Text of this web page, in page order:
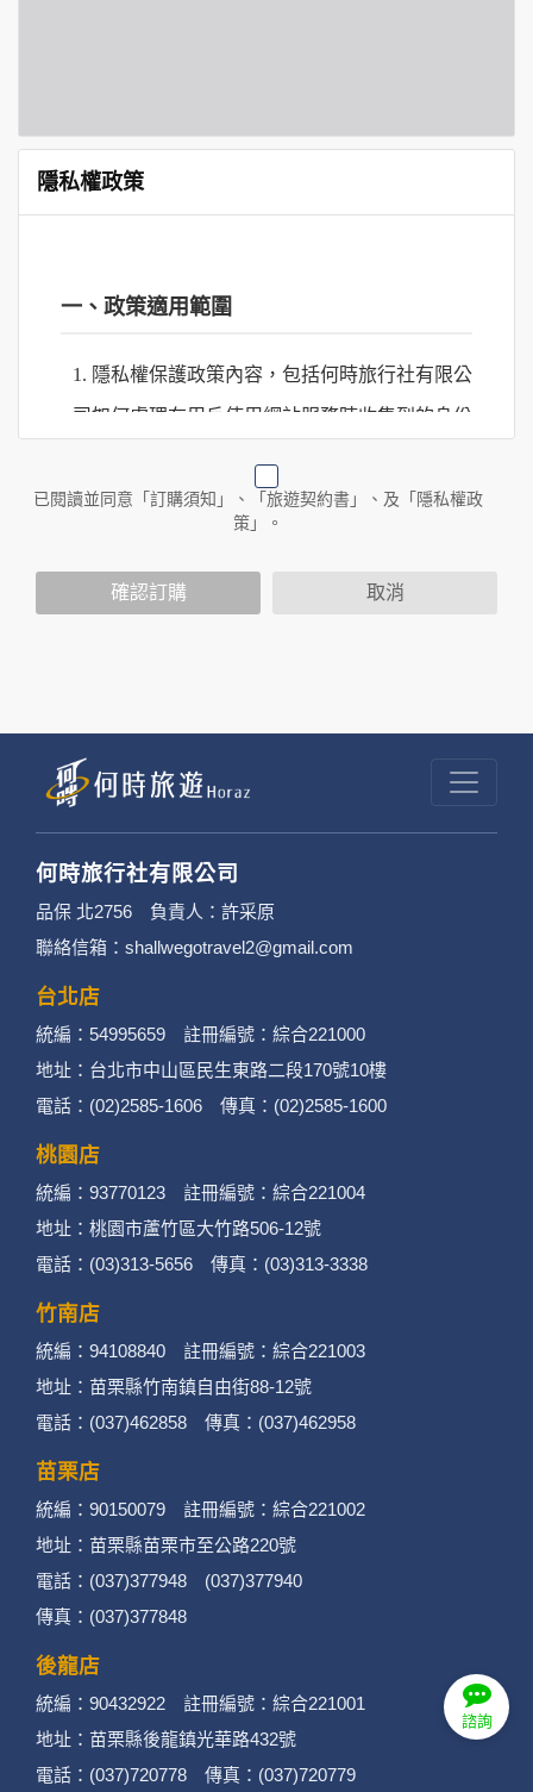
隱私權政策
一、政策適用範圍
1. 隱私權保護政策內容，包括何時旅行社有限公
司如何處理在用戶使用網站服務時收集到的身份
份識別資料。
以外的公司 or 網站群，與非何時旅行社有限公
提供的個人資訊，這些廣告廠商或連結網站有其
個別的隱私權保護政策，其資料處理措施不適用
3. 您個人在何時旅行社有限公司旗下網站上的聊
天室或討論區中任意公開個人資料的行為，在非
經加密的保護下，不適用於何時旅行社有限公司
隱私權保護政策。
二、個資蒐集處理利用
2. 蒐集目的：提供本公司相關服務、行銷、客戶
管理、會員管理及其他與第三人合作之行銷推廣
活動。
3. 個人資料類別：
辨識個人者(包含但不限於中英文姓名、地
號、社群．媒體帳號、網路平台申請之帳
號及其他任何可辨識資料本人者等)。
辨識財務者(包含但不限於金融機構帳戶之
信用卡有效期限、個人之其他號碼或帳戶
政府資料中之辨識者(包含但不限於身分證
已閱讀並同意「訂購須知」、「旅遊契約書」、及「隱私權政
策」。
確認訂購 取消
諮詢
何時旅行社有限公司
品保 北2756 負責人：許采原
聯絡信箱：shallwegotravel2@gmail.com
台北店
統編：54995659 註冊編號：綜合221000
地址：台北市中山區民生東路二段170號10樓
電話：(02)2585-1606 傳真：(02)2585-1600
桃園店
統編：93770123 註冊編號：綜合221004
地址：桃園市蘆竹區大竹路506-12號
電話：(03)313-5656 傳真：(03)313-3338
竹南店
統編：94108840 註冊編號：綜合221003
地址：苗栗縣竹南鎮自由街88-12號
電話：(037)462858 傳真：(037)462958
苗栗店
統編：90150079 註冊編號：綜合221002
地址：苗栗縣苗栗市至公路220號
電話：(037)377948 (037)377940
傳真：(037)377848
後龍店
統編：90432922 註冊編號：綜合221001
地址：苗栗縣後龍鎮光華路432號
電話：(037)720778 傳真：(037)720779